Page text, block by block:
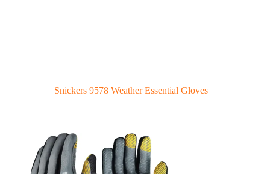
Snickers 9578 Weather Essential Gloves